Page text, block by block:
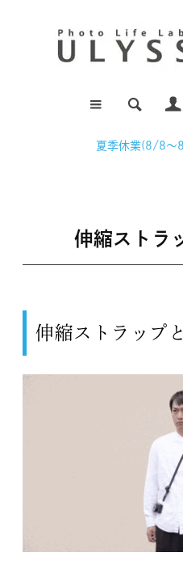
夏季休業(8/8～
伸縮ストラ
伸縮ストラップ